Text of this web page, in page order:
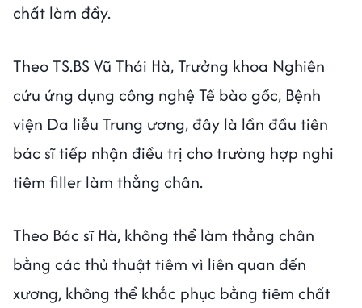
chất làm đầy.
Theo TS.BS Vũ Thái Hà, Trưởng khoa Nghiên
cứu ứng dụng công nghệ Tế bào gốc, Bệnh
viện Da liễu Trung ương, đây là lần đầu tiên
bác sĩ tiếp nhận điều trị cho trường hợp nghi
tiêm filler làm thẳng chân.
Theo Bác sĩ Hà, không thể làm thẳng chân
bằng các thủ thuật tiêm vì liên quan đến
xương, không thể khắc phục bằng tiêm chất